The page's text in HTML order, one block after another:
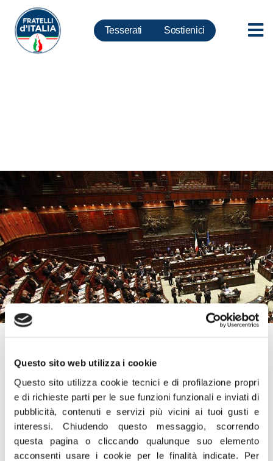
Questo sito web utilizza i cookie
Questo sito utilizza cookie tecnici e di profilazione propri
e di richieste parti per le sue funzioni funzionali e inviati di
pubblicità, contenuti e servizi più vicini ai tuoi gusti e
interessi.Chiudendo questo messaggio, scorrendo
questa pagina o cliccando qualunque suo elemento
acconsenti usare i cookie per le finalità indicate. Per
Tesserati Sostienici
“Benvenuti in Fratelli d’Italia ai colleghi Dario Bond (ex
Forza Italia), Gianfranco Di Sarno (ex Movimento 5
Stelle) e Felice Maurizio D’Ettore (ex Vinciamo Italia) che
nella giornata di oggi, a liste elettorali chiuse e quindi in
modo del tutto disinteressato, aderiscono con
convinzione al progetto di Giorgia Meloni iscrivendosi al